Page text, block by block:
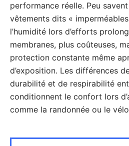
performance réelle. Peu
vêtements dits «
l’humidité lors d’efforts
membranes, plus coûteuses,
protection constante même
d’exposition. Les différences
durabilité et de respirabilité
conditionnent le confort lors
comme la randonnée ou le